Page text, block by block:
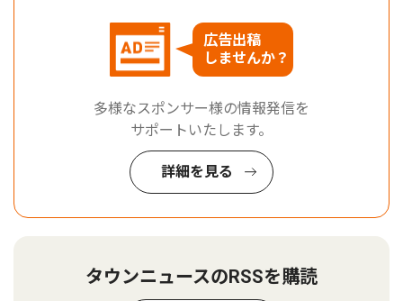
広告出稿
しませんか？
多様なスポンサー様の情報発信を
サポートいたします。
詳細を見る
タウンニュースのRSSを購読